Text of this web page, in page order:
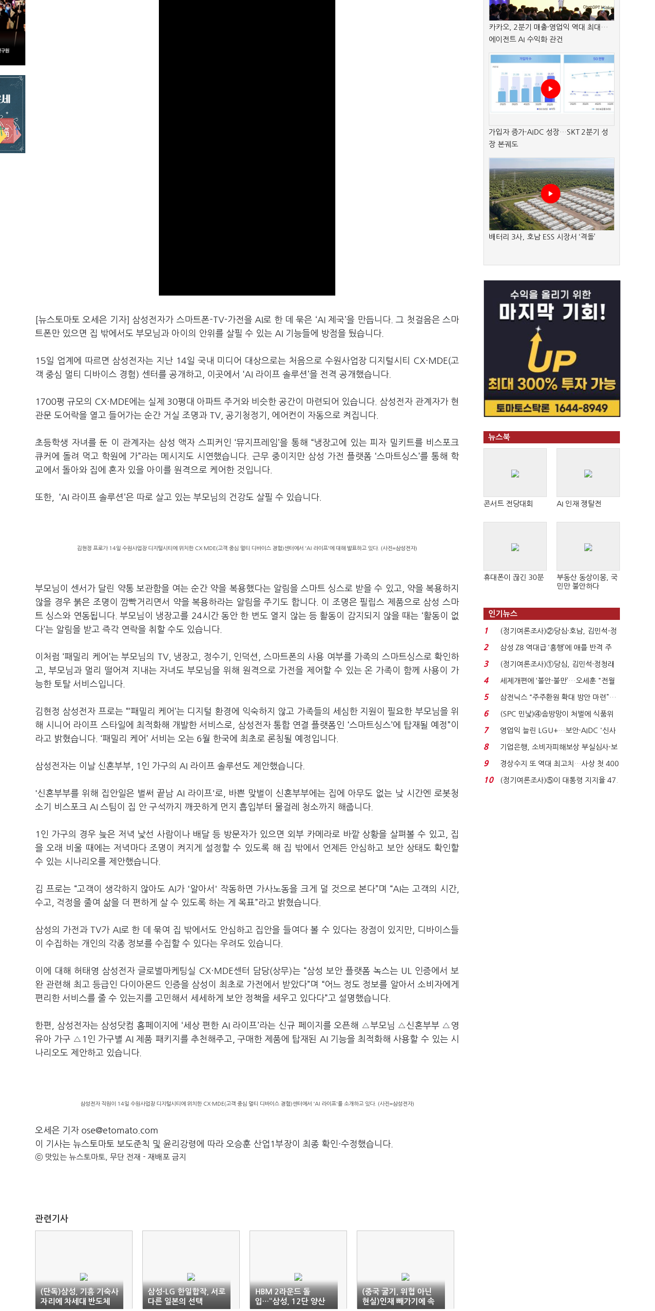
[뉴스토마토 오세은 기자] 삼성전자가 스마트폰-TV-가전을 AI로 한 데 묶은 ‘AI 제국’을 만듭니다. 그 첫걸음은 스마
트폰만 있으면 집 밖에서도 부모님과 아이의 안위를 살필 수 있는 AI 기능들에 방점을 뒀습니다.
15일 업계에 따르면 삼성전자는 지난 14일 국내 미디어 대상으로는 처음으로 수원사업장 디지털시티 CX·MDE(고
객 중심 멀티 디바이스 경험) 센터를 공개하고, 이곳에서 ‘AI 라이프 솔루션’을 전격 공개했습니다.
1700평 규모의 CX·MDE에는 실제 30평대 아파트 주거와 비슷한 공간이 마련되어 있습니다. 삼성전자 관계자가 현
관문 도어락을 열고 들어가는 순간 거실 조명과 TV, 공기청정기, 에어컨이 자동으로 켜집니다.
초등학생 자녀를 둔 이 관계자는 삼성 액자 스피커인 ‘뮤지프레임’을 통해 “냉장고에 있는 피자 밀키트를 비스포크
큐커에 돌려 먹고 학원에 가”라는 메시지도 시연했습니다. 근무 중이지만 삼성 가전 플랫폼 ‘스마트싱스’를 통해 학
교에서 돌아와 집에 혼자 있을 아이를 원격으로 케어한 것입니다.
또한, ‘AI 라이프 솔루션’은 따로 살고 있는 부모님의 건강도 살필 수 있습니다.
김현정 프로가 14일 수원사업장 디지털시티에 위치한 CX·MDE(고객 중심 멀티 디바이스 경험)센터에서 'AI 라이프'에 대해 발표하고 있다. (사진=삼성전자)
부모님이 센서가 달린 약통 보관함을 여는 순간 약을 복용했다는 알림을 스마트 싱스로 받을 수 있고, 약을 복용하지
않을 경우 붉은 조명이 깜빡거리면서 약을 복용하라는 알림을 주기도 합니다. 이 조명은 필립스 제품으로 삼성 스마
트 싱스와 연동됩니다. 부모님이 냉장고를 24시간 동안 한 번도 열지 않는 등 활동이 감지되지 않을 때는 ‘활동이 없
다’는 알림을 받고 즉각 연락을 취할 수도 있습니다.
이처럼 ‘패밀리 케어’는 부모님의 TV, 냉장고, 정수기, 인덕션, 스마트폰의 사용 여부를 가족의 스마트싱스로 확인하
고, 부모님과 멀리 떨어져 지내는 자녀도 부모님을 위해 원격으로 가전을 제어할 수 있는 온 가족이 함께 사용이 가
능한 토탈 서비스입니다.
김현정 삼성전자 프로는 “‘패밀리 케어’는 디지털 환경에 익숙하지 않고 가족들의 세심한 지원이 필요한 부모님을 위
해 시니어 라이프 스타일에 최적화해 개발한 서비스로, 삼성전자 통합 연결 플랫폼인 ‘스마트싱스’에 탑재될 예정”이
라고 밝혔습니다. ‘패밀리 케어’ 서비는 오는 6월 한국에 최초로 론칭될 예정입니다.
삼성전자는 이날 신혼부부, 1인 가구의 AI 라이프 솔루션도 제안했습니다.
'신혼부부를 위해 집안일은 벌써 끝남 AI 라이프'로, 바쁜 맞벌이 신혼부부에는 집에 아무도 없는 낮 시간엔 로봇청
소기 비스포크 AI 스팀이 집 안 구석까지 깨끗하게 먼지 흡입부터 물걸레 청소까지 해줍니다.
1인 가구의 경우 늦은 저녁 낯선 사람이나 배달 등 방문자가 있으면 외부 카메라로 바깥 상황을 살펴볼 수 있고, 집
을 오래 비울 때에는 저녁마다 조명이 켜지게 설정할 수 있도록 해 집 밖에서 언제든 안심하고 보안 상태도 확인할
수 있는 시나리오를 제안했습니다.
김 프로는 “고객이 생각하지 않아도 AI가 '알아서' 작동하면 가사노동을 크게 덜 것으로 본다”며 “AI는 고객의 시간,
수고, 걱정을 줄여 삶을 더 편하게 살 수 있도록 하는 게 목표”라고 밝혔습니다.
삼성의 가전과 TV가 AI로 한 데 묶여 집 밖에서도 안심하고 집안을 들여다 볼 수 있다는 장점이 있지만, 디바이스들
이 수집하는 개인의 각종 정보를 수집할 수 있다는 우려도 있습니다.
이에 대해 허태영 삼성전자 글로벌마케팅실 CX·MDE센터 담당(상무)는 “삼성 보안 플랫폼 녹스는 UL 인증에서 보
완 관련해 최고 등급인 다이아몬드 인증을 삼성이 최초로 가전에서 받았다”며 “어느 정도 정보를 알아서 소비자에게
편리한 서비스를 줄 수 있는지를 고민해서 세세하게 보안 정책을 세우고 있다다”고 설명했습니다.
한편, 삼성전자는 삼성닷컴 홈페이지에 ‘세상 편한 AI 라이프’라는 신규 페이지를 오픈해 △부모님 △신혼부부 △영
유아 가구 △1인 가구별 AI 제품 패키지를 추천해주고, 구매한 제품에 탑재된 AI 기능을 최적화해 사용할 수 있는 시
나리오도 제안하고 있습니다.
삼성전자 직원이 14일 수원사업장 디지털시티에 위치한 CX·MDE(고객 중심 멀티 디바이스 경험)센터에서 'AI 라이프'를 소개하고 있다. (사진=삼성전자)
오세은 기자 ose@etomato.com
이 기사는 뉴스토마토 보도준칙 및 윤리강령에 따라 오승훈 산업1부장이 최종 확인·수정했습니다.
ⓒ 맛있는 뉴스토마토, 무단 전재 - 재배포 금지
관련기사
(단독)삼성, 기흥 기숙사
자리에 차세대 반도체
삼성-LG 한일합작, 서로
다른 일본의 선택
HBM 2라운드 돌
입…“삼성, 12단 양산
(중국 굴기, 위협 아닌
현실)인재 빼가기에 속
카카오, 2분기 매출·영업익 역대 최대…
에이전트 AI 수익화 관건
가입자 증가·AIDC 성장…SKT 2분기 성
장 본궤도
배터리 3사, 호남 ESS 시장서 ‘격돌’
뉴스북
콘서트 전당대회 AI 인재 쟁탈전
휴대폰이 끊긴 30분
부동산 동상이몽, 국
민만 불안하다
인기뉴스
1
(정기여론조사)②당심·호남, 김민석-정
청래 '초접전'...
2
삼성 Z8 역대급 ‘흥행’에 애플 반격 주
목…9월 ‘폴...
3
(정기여론조사)①당심, 김민석·정청래
'초접전'…대통령 ...
4
세제개편에 ‘불안·불만’…오세훈 "전월
세 구하기 더 ...
5
삼전닉스 “주주환원 확대 방안 마련”…
로이터에 성명...
6
(SPC 민낯)④솜방망이 처벌에 식품위
생법 위반 반복...
7
영업익 늘린 LGU+…보안·AIDC '신사
업 드라이브'...
8
기업은행, 소비자피해보상 부실심사·보
이스피싱 공시 ...
9
경상수지 또 역대 최고치…사상 첫 400
억달러에 '3% 성...
10
(정기여론조사)⑤이 대통령 지지율 47.